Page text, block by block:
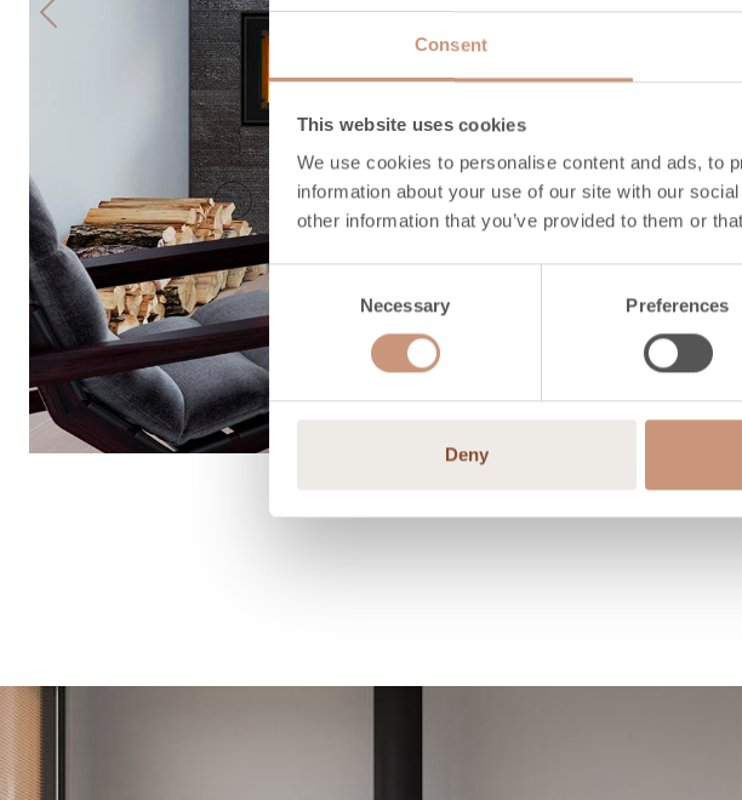
Consent
This website uses cookies
We use cookies to personalise content and ads, to
information about your use of our site with our
other information that you’ve provided to them or
Consent
Necessary Preferences
Deny
Previous